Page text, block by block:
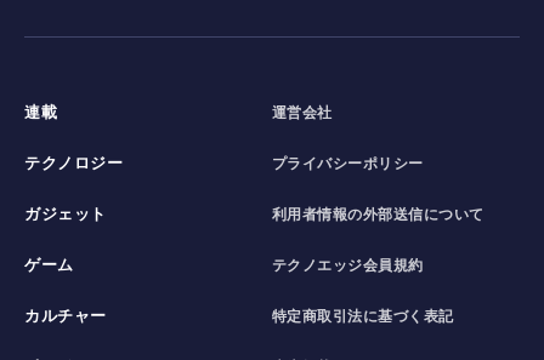
連載
テクノロジー
ガジェット
ゲーム
カルチャー
運営会社
プライバシーポリシー
利用者情報の外部送信について
テクノエッジ会員規約
特定商取引法に基づく表記